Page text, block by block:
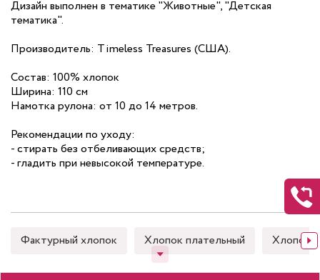
Дизайн выполнен в тематике "Животные", "Детская
тематика".
Производитель: Timeless Treasures (США).
Состав: 100% хлопок
Ширина: 110 см
Намотка рулона: от 10 до 14 метров.
Рекомендации по уходу:
- стирать без отбеливающих средств;
- гладить при невысокой температуре.
Фактурный хлопок Хлопок плательный Хлопок